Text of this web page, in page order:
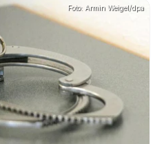
Foto: Armin Weigel/dpa